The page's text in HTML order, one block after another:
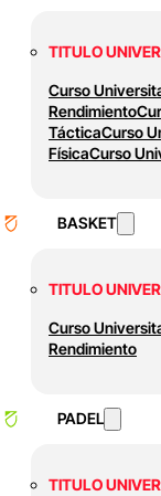
TITULO
Curso
Rendimiento
TácticaCurso
FísicaCurso
BASKET
TITULO
Curso
Rendimiento
PADEL
TITULO